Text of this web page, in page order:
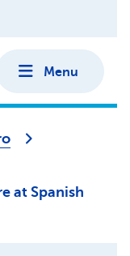
Menu
at Spanish